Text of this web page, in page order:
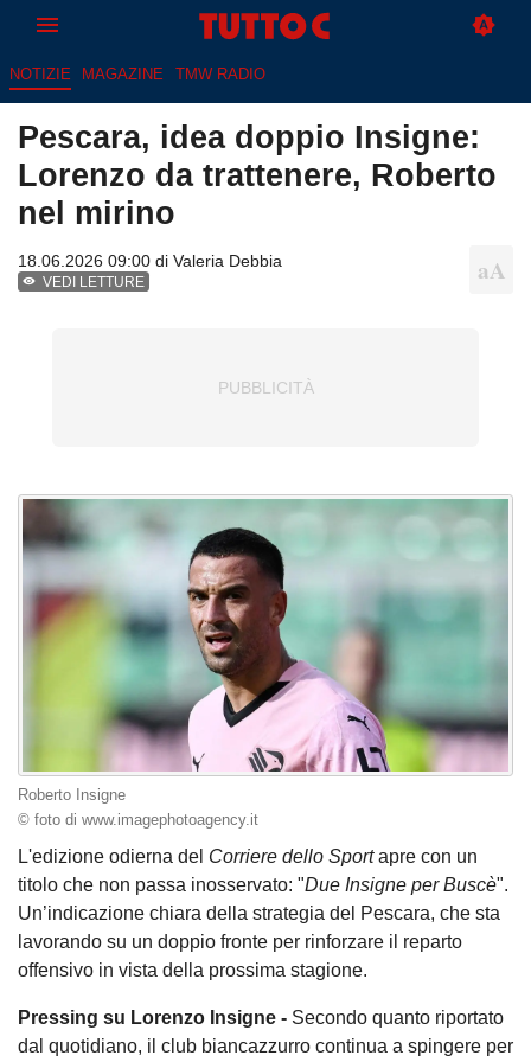
NOTIZIE MAGAZINE TMW RADIO
Pescara, idea doppio Insigne:
Lorenzo da trattenere, Roberto
nel mirino
18.06.2026 09:00 di Valeria Debbia
VEDI LETTURE
Roberto Insigne
© foto di www.imagephotoagency.it
L'edizione odierna del Corriere dello Sportapre con un
titolo che non passa inosservato: "Due Insigne per Buscè".
Un’indicazione chiara della strategia del Pescara, che sta
lavorando su un doppio fronte per rinforzare il reparto
offensivo in vista della prossima stagione.
Pressing su Lorenzo Insigne - Secondo quanto riportato
dal quotidiano, il club biancazzurro continua a spingere per